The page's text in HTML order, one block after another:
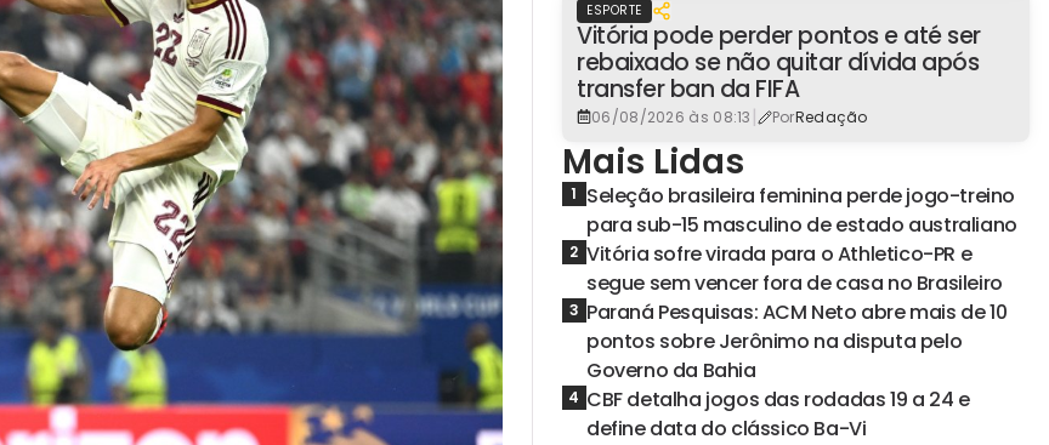
ESPORTE
Vitória pode perder pontos e até ser
rebaixado se não quitar dívida após
transfer ban da FIFA
06/08/2026 às 08:13 | PorRedação
Mais Lidas
1 Seleção brasileira feminina perde jogo-treino
para sub-15 masculino de estado australiano
2 Vitória sofre virada para o Athletico-PR e
segue sem vencer fora de casa no Brasileiro
3 Paraná Pesquisas: ACM Neto abre mais de 10
pontos sobre Jerônimo na disputa pelo
Governo da Bahia
4 CBF detalha jogos das rodadas 19 a 24 e
define data do clássico Ba-Vi